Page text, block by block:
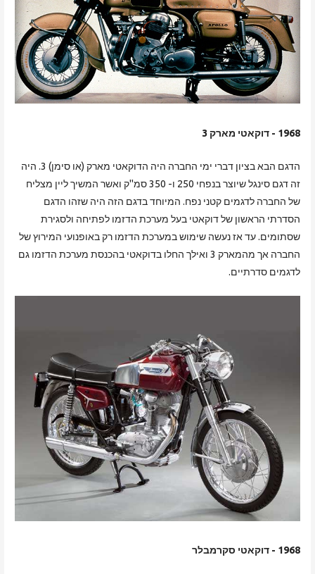
1968 - דוקאטי מארק 3
הדגם הבא בציון דברי ימי החברה היה הדוקאטי מארק (או סימן) 3. היה
זה דגם סינגל שיוצר בנפחי 250 ו- 350 סמ"ק ואשר המשיך ליין מצליח
של החברה לדגמים קטני נפח. המיוחד בדגם הזה היה שזהו הדגם
הסדרתי הראשון של דוקאטי בעל מערכת הדזמו לפתיחה ולסגירת
שסתומים. עד אז נעשה שימוש במערכת הדזמו רק באופנועי המירוץ של
החברה אך מהמארק 3 ואילך החלו בדוקאטי בהכנסת מערכת הדזמו גם
לדגמים סדרתיים.
1968 - דוקאטי סקרמבלר